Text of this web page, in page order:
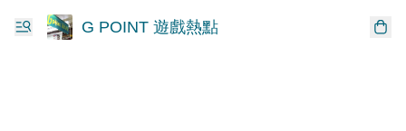
G POINT 遊戲熱點